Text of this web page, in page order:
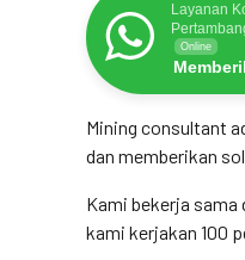
Layanan
Online
Mining consultant
dan memberikan
Kami bekerja sama
kami kerjakan 100